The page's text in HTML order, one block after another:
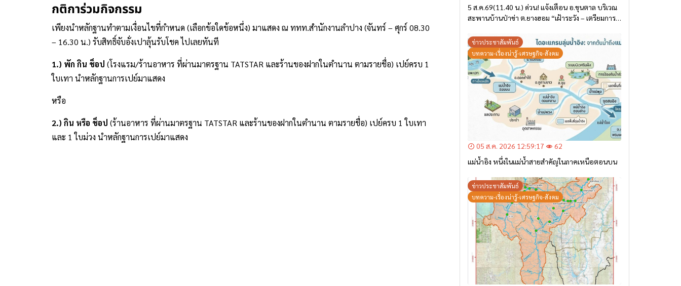
กติการ่วมกิจกรรม
เพียงนำหลักฐานทำตามเงื่อนไขที่กำหนด (เลือกข้อใดข้อหนึ่ง) มาแสดง ณ ททท.สำนักงานลำปาง (จันทร์ – ศุกร์ 08.30
– 16.30 น.) รับสิทธิ์จับอั่งเปาลุ้นรับโชค ไปเลยทันที
1.) พัก กิน ช็อป (โรงแรม/ร้านอาหาร ที่ผ่านมาตรฐาน TATSTAR และร้านของฝากในตำนาน ตามรายชื่อ) เปย์ครบ 1
ใบเทา นำหลักฐานการเปย์มาแสดง
หรือ
2.) กิน หรือ ช็อป (ร้านอาหาร ที่ผ่านมาตรฐาน TATSTAR และร้านของฝากในตำนาน ตามรายชื่อ) เปย์ครบ 1 ใบเทา
และ 1 ใบม่วง นำหลักฐานการเปย์มาแสดง
5 ส.ค.69(11.40 น.) ด่วน! แจ้งเตือน อ.ขุนตาล บริเวณ
สะพานบ้านป่าข่า ต.ยางฮอม “เฝ้าระวัง – เตรียมการ
ข่าวประชาสัมพันธ์
บทความ-เรื่องน่ารู้-เศรษฐกิจ-สังคม
05 ส.ค. 2026 12:59:17
62
แม่น้ำอิง หนึ่งในแม่น้ำสายสำคัญในภาคเหนือตอนบน
ข่าวประชาสัมพันธ์
บทความ-เรื่องน่ารู้-เศรษฐกิจ-สังคม